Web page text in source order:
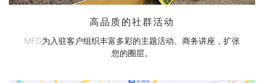
高品质的社群活动
MFG为入驻客户组织丰富多彩的主题活动、商务讲座，扩张
您的圈层。